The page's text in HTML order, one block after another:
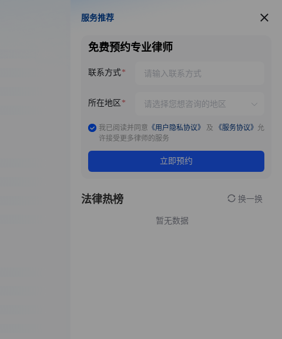
服务推荐
服务推荐
免费预约专业律师
联系方式
所在地区
我已阅读并同意 《用户隐私协议》 及 《服务协议》 允
许接受更多律师的服务
立即预约
法律热榜 换一换
暂无数据